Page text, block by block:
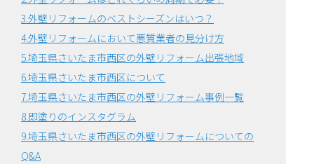
3.外壁リフォームのベストシーズンはいつ？
4.外壁リフォームにおいて悪質業者の見分け方
5.埼玉県さいたま市西区の外壁リフォーム出張地域
6.埼玉県さいたま市西区について
7.埼玉県さいたま市西区の外壁リフォーム事例一覧
8.即塗りのインスタグラム
9.埼玉県さいたま市西区の外壁リフォームについての
Q&A